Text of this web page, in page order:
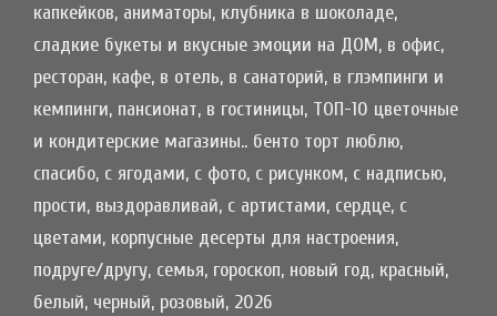
капкейков, аниматоры, клубника в шоколаде,
сладкие букеты и вкусные эмоции на ДОМ, в офис,
ресторан, кафе, в отель, в санаторий, в глэмпинги и
кемпинги, пансионат, в гостиницы, ТОП-10 цветочные
и кондитерские магазины.. бенто торт люблю,
спасибо, с ягодами, с фото, с рисунком, с надписью,
прости, выздоравливай, с артистами, сердце, с
цветами, корпусные десерты для настроения,
подруге/другу, семья, гороскоп, новый год, красный,
белый, черный, розовый, 2026